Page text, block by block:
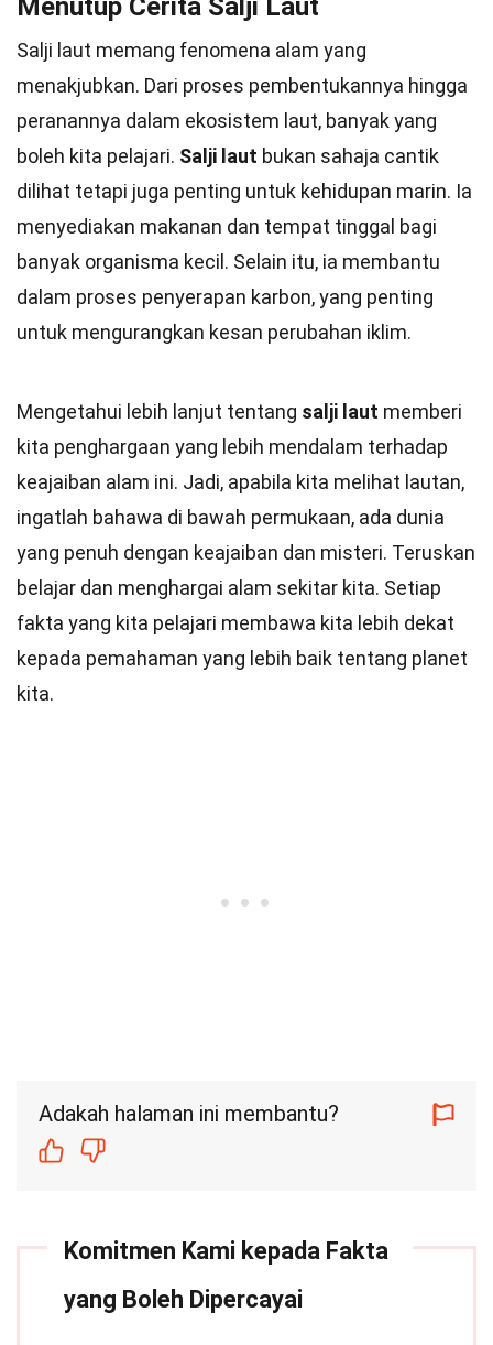
Menutup Cerita Salji Laut
Salji laut memang fenomena alam yang
menakjubkan. Dari proses pembentukannya hingga
peranannya dalam ekosistem laut, banyak yang
boleh kita pelajari. Salji laut bukan sahaja cantik
dilihat tetapi juga penting untuk kehidupan marin. Ia
menyediakan makanan dan tempat tinggal bagi
banyak organisma kecil. Selain itu, ia membantu
dalam proses penyerapan karbon, yang penting
untuk mengurangkan kesan perubahan iklim.
Mengetahui lebih lanjut tentang salji laut memberi
kita penghargaan yang lebih mendalam terhadap
keajaiban alam ini. Jadi, apabila kita melihat lautan,
ingatlah bahawa di bawah permukaan, ada dunia
yang penuh dengan keajaiban dan misteri. Teruskan
belajar dan menghargai alam sekitar kita. Setiap
fakta yang kita pelajari membawa kita lebih dekat
kepada pemahaman yang lebih baik tentang planet
kita.
Adakah halaman ini membantu?
Komitmen Kami kepada Fakta
yang Boleh Dipercayai